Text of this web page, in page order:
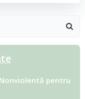
pentru